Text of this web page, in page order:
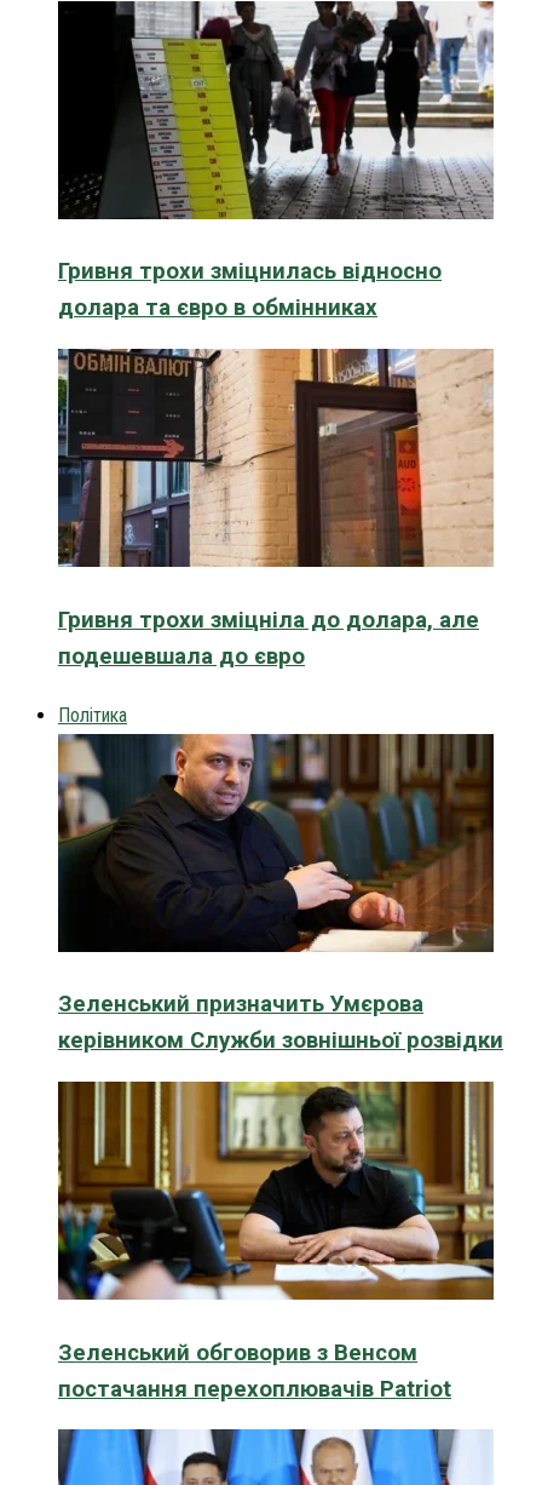
Гривня трохи зміцнилась відносно
долара та євро в обмінниках
Гривня трохи зміцніла до долара, але
подешевшала до євро
Політика
Зеленський призначить Умєрова
керівником Служби зовнішньої розвідки
Зеленський обговорив з Венсом
постачання перехоплювачів Patriot